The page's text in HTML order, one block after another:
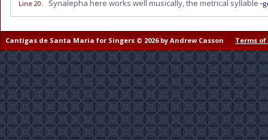
Line 20: Synalepha here works well musically, the metrical syllable -
Cantigas de Santa Maria for Singers © 2026 by Andrew Casson Terms of